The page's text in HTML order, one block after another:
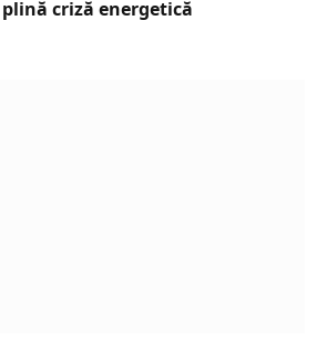
criză energetică